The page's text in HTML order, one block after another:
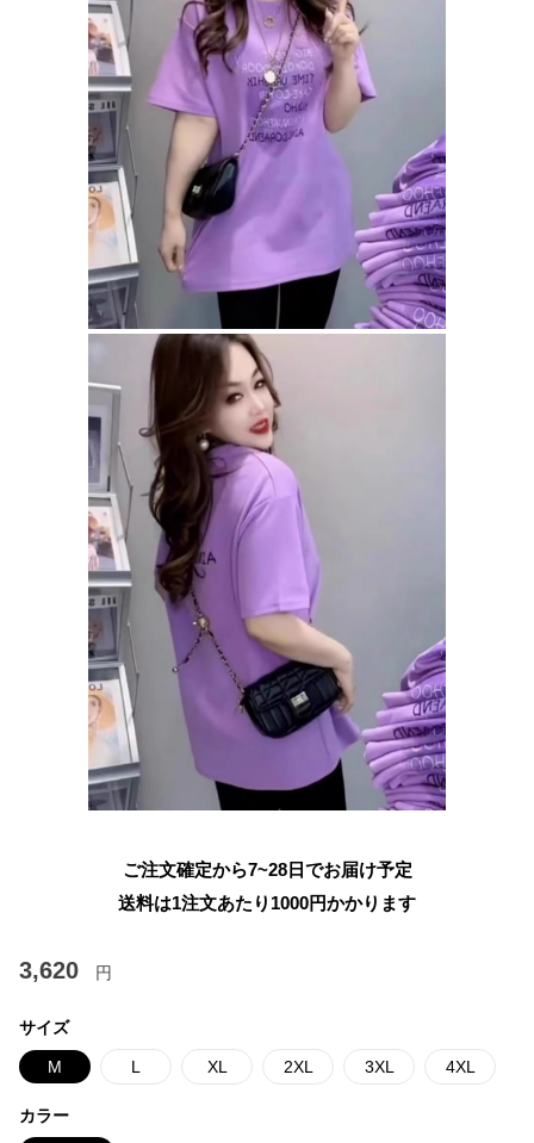
ご注文確定から7~28日でお届け予定
送料は1注文あたり 1000円かかります
3,620 円
サイズ
M L XL 2XL 3XL 4XL
カラー